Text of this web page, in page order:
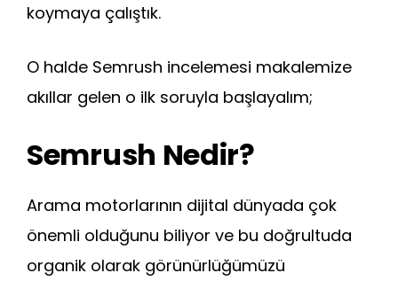
koymaya çalıştık.
O halde Semrush incelemesi makalemize
akıllar gelen o ilk soruyla başlayalım;
Semrush Nedir?
Arama motorlarının dijital dünyada çok
önemli olduğunu biliyor ve bu doğrultuda
organik olarak görünürlüğümüzü